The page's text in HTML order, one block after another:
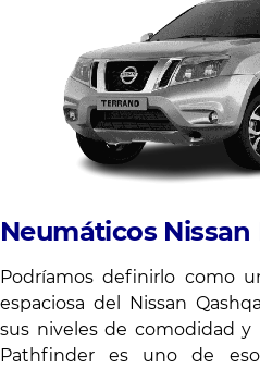
Neumáticos
Podríamos definirlo como
espaciosa del Nissan
sus niveles de comodidad y
Pathfinder es uno de